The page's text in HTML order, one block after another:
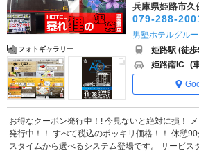
フォトギャラリー
兵庫県姫路市久
079-288-
男塾ホテルグル
姫路駅 (徒
姫路南IC (
お得なクーポン発行中！! 今見ないと絶対に損！
発行中！！ すべて税込のポッキリ価格！！ 休憩
スタイムから選べるシステム登場です。 サービス